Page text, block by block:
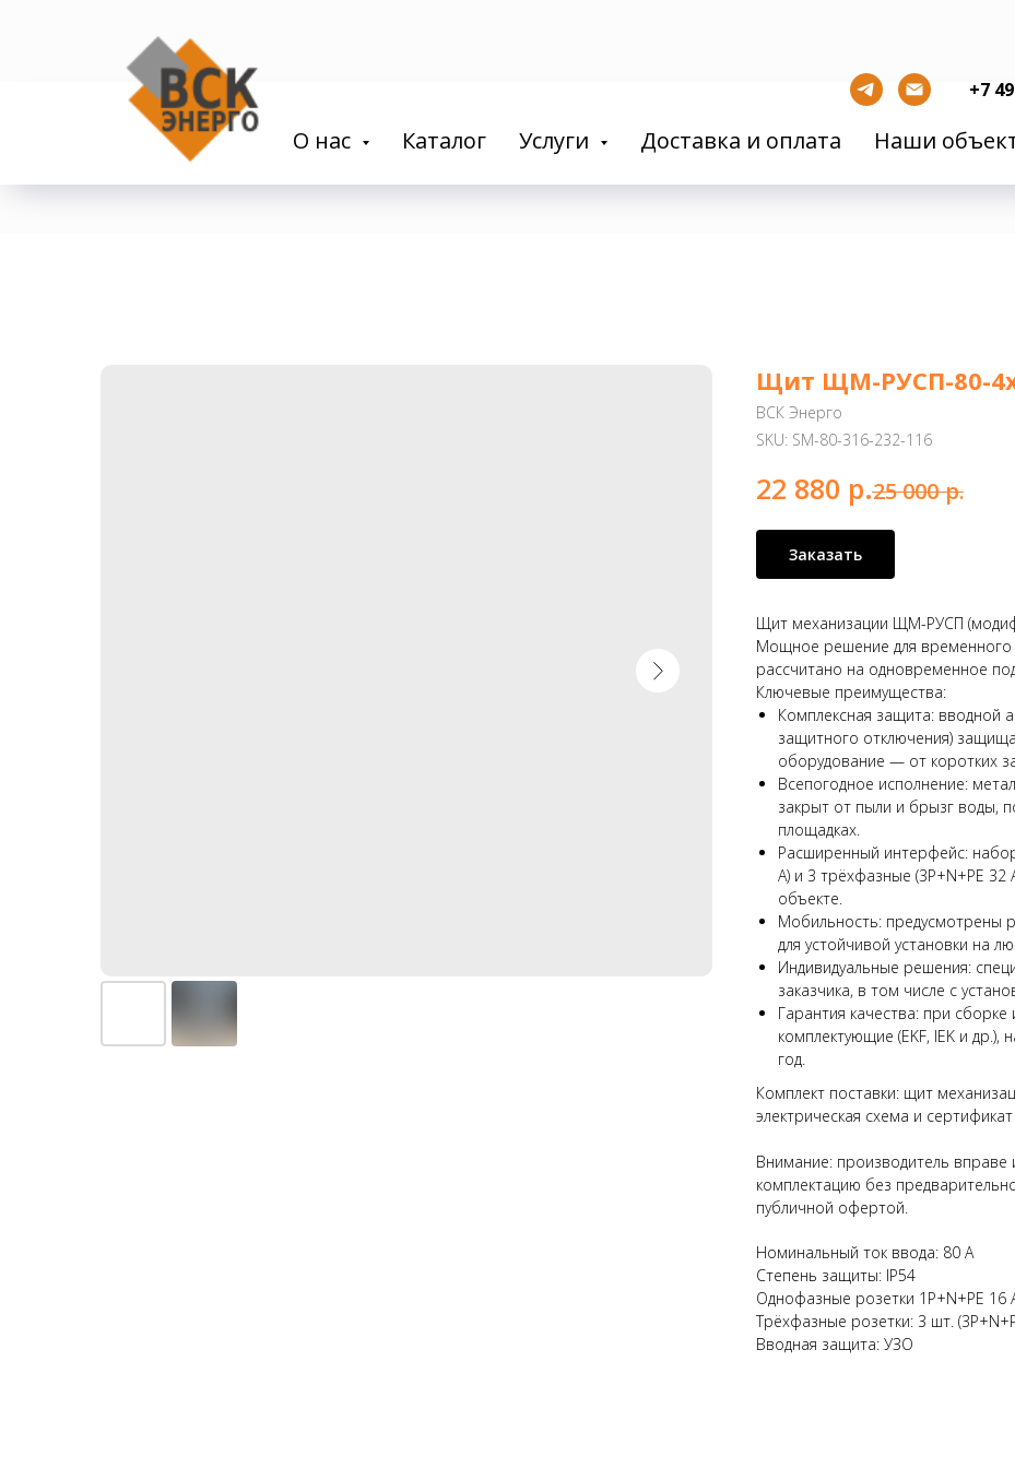
+7
О нас Каталог Услуги Доставка и оплата Наши
Щит ЩМ-РУСП-80-
ВСК Энерго
SKU: SM-80-316-232-116
22 880 р.25 000 р.
Заказать
Щит механизации ЩМ-РУСП
Мощное решение для временного
рассчитано на одновременное
Ключевые преимущества:
Комплексная защита: вводной
защитного отключения)
оборудование — от коротких
Всепогодное исполнение:
закрыт от пыли и брызг воды,
площадках.
Расширенный интерфейс:
А) и 3 трёхфазные (3P+N+PE
объекте.
Мобильность: предусмотрены
для устойчивой установки на
Индивидуальные решения:
заказчика, в том числе с
Гарантия качества: при
комплектующие (EKF, IEK и др.),
год.
Комплект поставки: щит
электрическая схема и сертификат
Внимание: производитель вправе
комплектацию без
публичной офертой.
Номинальный ток ввода: 80 А
Степень защиты: IP54
Однофазные розетки 1P+N+PE 16
Трёхфазные розетки: 3 шт.
Вводная защита: УЗО